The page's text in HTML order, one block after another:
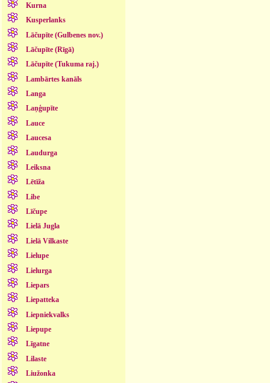
Kurna
Kusperlanks
Lāčupīte (Gulbenes nov.)
Lāčupīte (Rīgā)
Lāčupīte (Tukuma raj.)
Lambārtes kanāls
Langa
Laņģupīte
Lauce
Laucesa
Laudurga
Leiksna
Lētīža
Libe
Līčupe
Lielā Jugla
Lielā Vilkaste
Lielupe
Lielurga
Liepars
Liepatteka
Liepniekvalks
Liepupe
Līgatne
Lilaste
Liužonka